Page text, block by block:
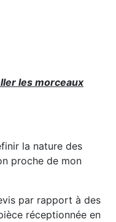
les morceaux
la nature des
proche de mon
par rapport à des
réceptionnée en